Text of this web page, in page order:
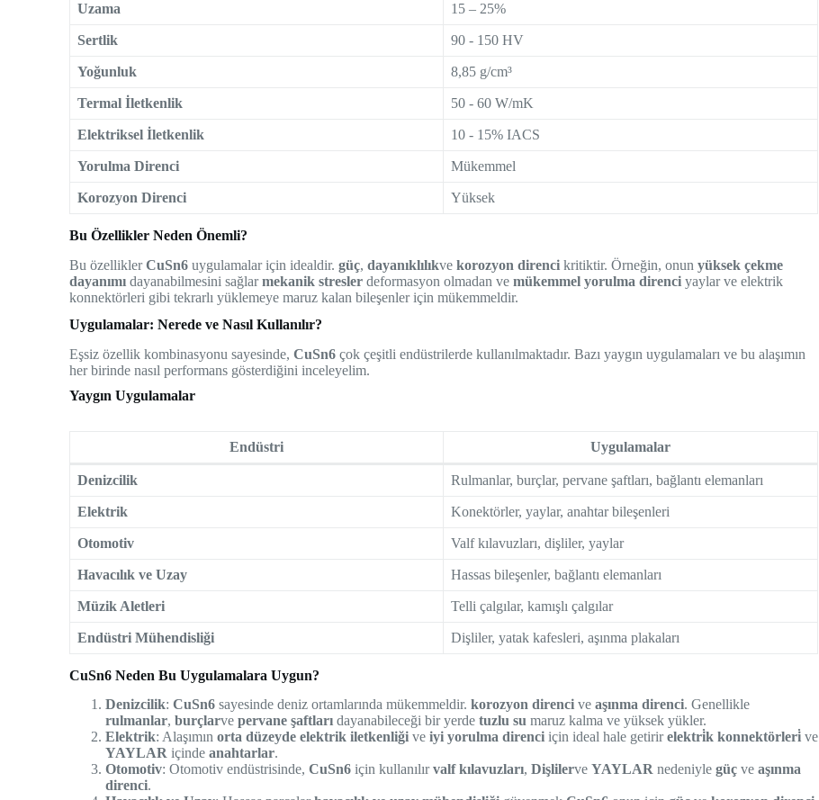
Uzama 15 – 25%
Sertlik 90 - 150 HV
Yoğunluk 8,85 g/cm³
Termal İletkenlik 50 - 60 W/mK
Elektriksel İletkenlik 10 - 15% IACS
Yorulma Direnci Mükemmel
Korozyon Direnci Yüksek
Bu Özellikler Neden Önemli?
Bu özelliklerCuSn6 uygulamalar için idealdir.güç,dayanıklılıkvekorozyon direnci kritiktir. Örneğin, onunyüksek çekme
dayanımı dayanabilmesini sağlarmekanik stresler deformasyon olmadan vemükemmel yorulma direnci yaylar ve elektrik
konnektörleri gibi tekrarlı yüklemeye maruz kalan bileşenler için mükemmeldir.
Uygulamalar: Nerede ve Nasıl Kullanılır?
Eşsiz özellik kombinasyonu sayesinde,CuSn6 çok çeşitli endüstrilerde kullanılmaktadır. Bazı yaygın uygulamaları ve bu alaşımın
her birinde nasıl performans gösterdiğini inceleyelim.
Yaygın Uygulamalar
Endüstri Uygulamalar
Denizcilik Rulmanlar, burçlar, pervane şaftları, bağlantı elemanları
Elektrik Konektörler, yaylar, anahtar bileşenleri
Otomotiv Valf kılavuzları, dişliler, yaylar
Havacılık ve Uzay Hassas bileşenler, bağlantı elemanları
Müzik Aletleri Telli çalgılar, kamışlı çalgılar
Endüstri Mühendisliği Dişliler, yatak kafesleri, aşınma plakaları
CuSn6 Neden Bu Uygulamalara Uygun?
Denizcilik:CuSn6 sayesinde deniz ortamlarında mükemmeldir.korozyon direnci veaşınma direnci. Genellikle
rulmanlar,burçlarvepervane şaftları dayanabileceği bir yerdetuzlu su maruz kalma ve yüksek yükler.
Elektrik: Alaşımınorta düzeyde elektrik iletkenliği veiyi yorulma direnci için ideal hale getirirelektri̇k konnektörleri̇ ve
YAYLAR içindeanahtarlar.
Otomotiv: Otomotiv endüstrisinde,CuSn6 için kullanılırvalf kılavuzları,DişlilerveYAYLAR nedeniylegüç veaşınma
direnci.